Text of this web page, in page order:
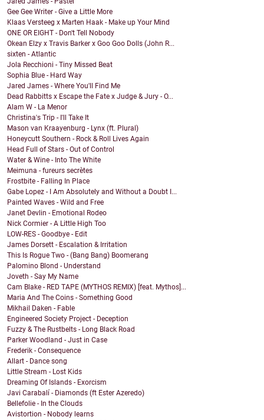
Gee Gee Writer - Give a Little More
Klaas Versteeg x Marten Haak - Make up Your Mind
ONE OR EIGHT - Don't Tell Nobody
Okean Elzy x Travis Barker x Goo Goo Dolls (John R...
sixten - Atlantic
Jola Recchioni - Tiny Missed Beat
Sophia Blue - Hard Way
Jared James - Where You'll Find Me
Dead Rabbitts x Escape the Fate x Judge & Jury - O...
Alam W - La Menor
Christina's Trip - I'll Take It
Mason van Kraayenburg - Lynx (ft. Plural)
Honeycutt Southern - Rock & Roll Lives Again
Head Full of Stars - Out of Control
Water & Wine - Into The White
Meimuna - fureurs secrètes
Frostbite - Falling In Place
Gabe Lopez - I Am Absolutely and Without a Doubt I...
Painted Waves - Wild and Free
Janet Devlin - Emotional Rodeo
Nick Cormier - A Little High Too
LOW-RES - Goodbye - Edit
James Dorsett - Escalation & Irritation
This Is Rogue Two - (Bang Bang) Boomerang
Palomino Blond - Understand
Joveth - Say My Name
Cam Blake - RED TAPE (MYTHOS REMIX) [feat. Mythos]...
Maria And The Coins - Something Good
Mikhail Daken - Fable
Engineered Society Project - Deception
Fuzzy & The Rustbelts - Long Black Road
Parker Woodland - Just in Case
Frederik - Consequence
Allart - Dance song
Little Stream - Lost Kids
Dreaming Of Islands - Exorcism
Javi Carabalí - Diamonds (ft Ester Azeredo)
Bellefolie - In the Clouds
Avistortion - Nobody learns